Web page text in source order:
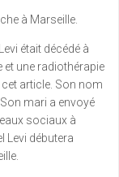
à Marseille.
était décédé à
et une radiothérapie
article. Son nom
mari a envoyé
sociaux à
Levi débutera